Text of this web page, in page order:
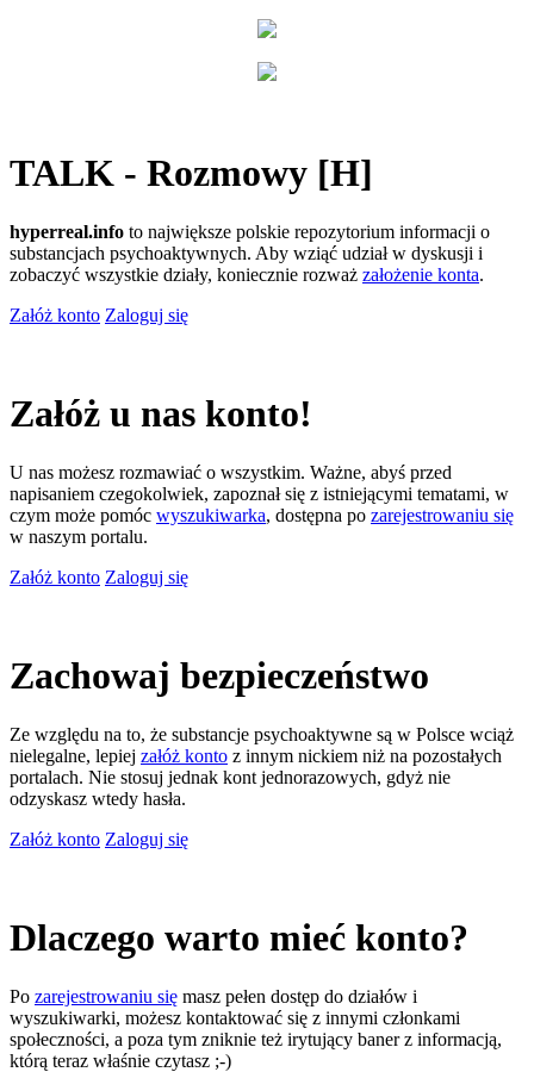
TALK - Rozmowy [H]
hyperreal.info to największe polskie repozytorium informacji o
substancjach psychoaktywnych. Aby wziąć udział w dyskusji i
zobaczyć wszystkie działy, koniecznie rozważ założenie konta.
Załóż konto Zaloguj się
Załóż u nas konto!
U nas możesz rozmawiać o wszystkim. Ważne, abyś przed
napisaniem czegokolwiek, zapoznał się z istniejącymi tematami, w
czym może pomóc wyszukiwarka, dostępna po zarejestrowaniu się
w naszym portalu.
Załóż konto Zaloguj się
Zachowaj bezpieczeństwo
Ze względu na to, że substancje psychoaktywne są w Polsce wciąż
nielegalne, lepiej załóż konto z innym nickiem niż na pozostałych
portalach. Nie stosuj jednak kont jednorazowych, gdyż nie
odzyskasz wtedy hasła.
Załóż konto Zaloguj się
Dlaczego warto mieć konto?
Po zarejestrowaniu się masz pełen dostęp do działów i
wyszukiwarki, możesz kontaktować się z innymi członkami
społeczności, a poza tym zniknie też irytujący baner z informacją,
którą teraz właśnie czytasz ;-)